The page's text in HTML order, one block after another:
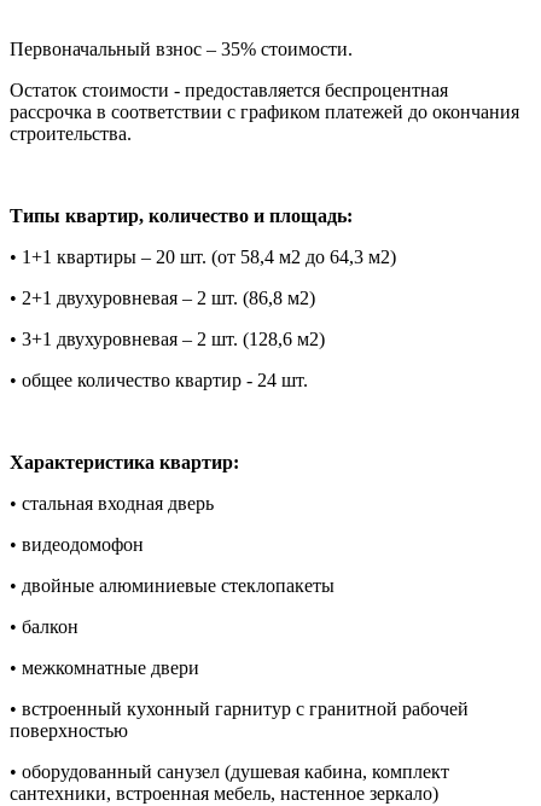
Первоначальный взнос – 35% стоимости.
Остаток стоимости - предоставляется беспроцентная
рассрочка в соответствии с графиком платежей до окончания
строительства.
Типы квартир, количество и площадь:
• 1+1 квартиры – 20 шт. (от 58,4 м2 до 64,3 м2)
• 2+1 двухуровневая – 2 шт. (86,8 м2)
• 3+1 двухуровневая – 2 шт. (128,6 м2)
• общее количество квартир - 24 шт.
Xарактеристика квартир:
• стальная входная дверь
• видеодомофон
• двойные алюминиевые стеклопакеты
• балкон
• межкомнатные двери
• встроенный кухонный гарнитур с гранитной рабочей
поверхностью
• оборудованный санузел (душевая кабина, комплект
сантехники, встроенная мебель, настенное зеркало)